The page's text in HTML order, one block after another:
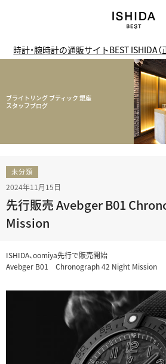
時計・腕時計の通販サイトBEST ISHIDA（
ブライトリング ブティック 銀座
スタッフブログ
未分類
2024年11月15日
先行販売 Avebger B01
Mission
ISHIDA、oomiya先行で販売開始
Avebger B01 Chronograph 42 Night Mission